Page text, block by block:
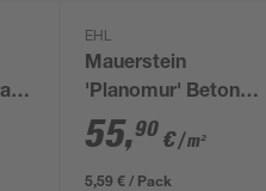
EHL
Mauerstein
'Planomur' Beton
anthrazit 50 x 25 x 20
cm
55,90 €/ m²
5,59 € / Pack